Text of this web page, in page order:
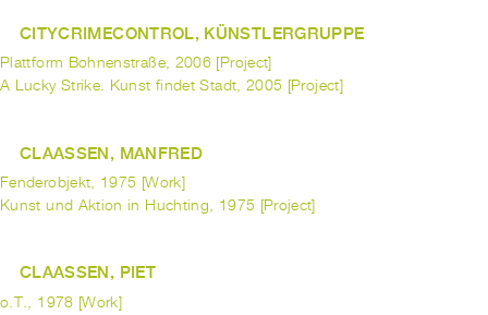
CITYCRIMECONTROL, KÜNSTLERGRUPPE
Plattform Bohnenstraße, 2006 [Project]
A Lucky Strike. Kunst findet Stadt, 2005 [Project]
CLAASSEN, MANFRED
Fenderobjekt, 1975 [Work]
Kunst und Aktion in Huchting, 1975 [Project]
CLAASSEN, PIET
o.T., 1978 [Work]